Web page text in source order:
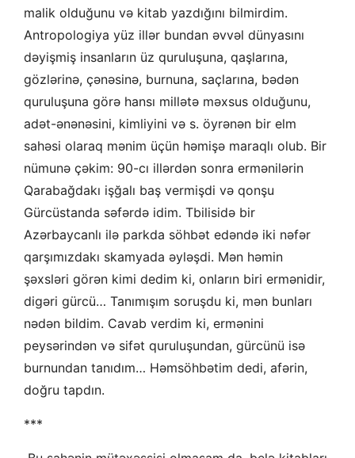
malik olduğunu və kitab yazdığını bilmirdim.
Antropologiya yüz illər bundan əvvəl dünyasını
dəyişmiş insanların üz quruluşuna, qaşlarına,
gözlərinə, çənəsinə, burnuna, saçlarına, bədən
quruluşuna görə hansı millətə məxsus olduğunu,
adət-ənənəsini, kimliyini və s. öyrənən bir elm
sahəsi olaraq mənim üçün həmişə maraqlı olub. Bir
nümunə çəkim: 90-cı illərdən sonra ermənilərin
Qarabağdakı işğalı baş vermişdi və qonşu
Gürcüstanda səfərdə idim. Tbilisidə bir
Azərbaycanlı ilə parkda söhbət edəndə iki nəfər
qarşımızdakı skamyada əyləşdi. Mən həmin
şəxsləri görən kimi dedim ki, onların biri ermənidir,
digəri gürcü… Tanımışım soruşdu ki, mən bunları
nədən bildim. Cavab verdim ki, ermənini
peysərindən və sifət quruluşundan, gürcünü isə
burnundan tanıdım… Həmsöhbətim dedi, afərin,
doğru tapdın.
***